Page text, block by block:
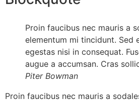
Proin faucibus nec mauris a
elementum mi tincidunt. Sed
egestas nisi in consequat.
augue a accumsan. Cras
Piter Bowman
Proin faucibus nec mauris a